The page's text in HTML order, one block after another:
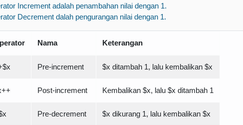
Increment adalah penambahan nilai dengan 1.
Decrement dalah pengurangan nilai dengan 1.
Nama Keterangan
Pre-increment $x ditambah 1, lalu kembalikan $x
Post-increment Kembalikan $x, lalu $x ditambah 1
Pre-decrement $x dikurang 1, lalu kembalikan $x